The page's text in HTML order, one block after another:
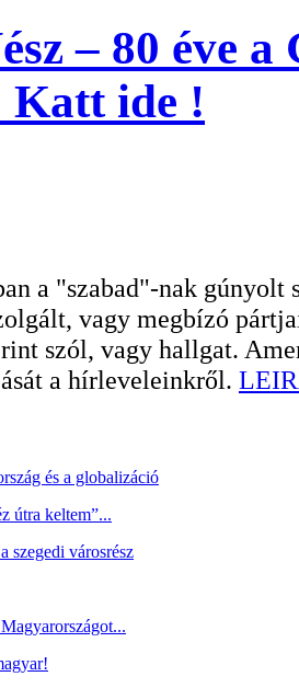
– 80 éve
Katt ide !
a "szabad"-nak
vagy megbízó
szól, vagy hallgat.
a hírleveleinkről.